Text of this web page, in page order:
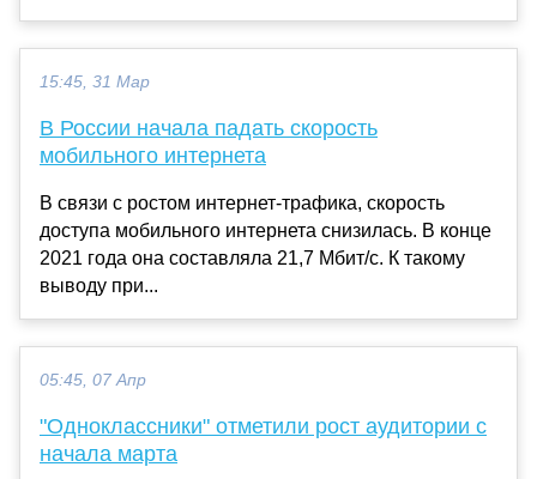
15:45, 31 Мар
В России начала падать скорость
мобильного интернета
В связи с ростом интернет-трафика, скорость
доступа мобильного интернета снизилась. В конце
2021 года она составляла 21,7 Мбит/c. К такому
выводу при...
05:45, 07 Апр
"Одноклассники" отметили рост аудитории с
начала марта